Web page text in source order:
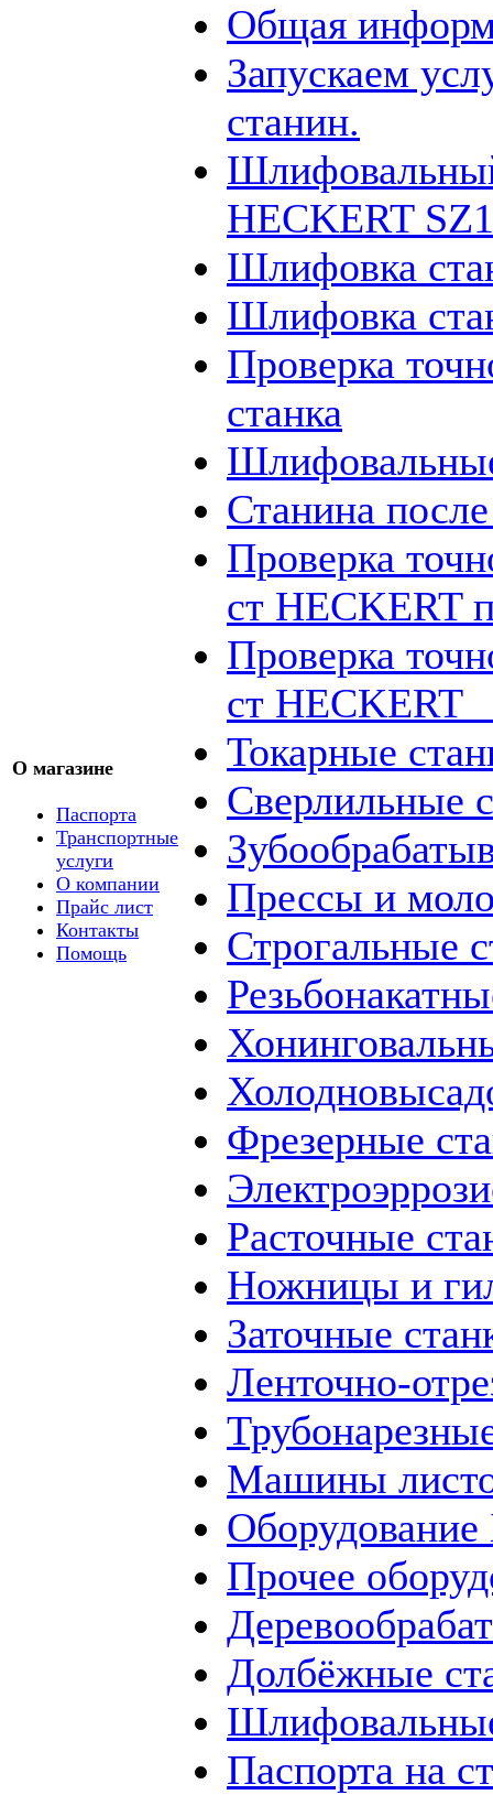
О магазине
Паспорта
Транспортные
услуги
О компании
Прайс лист
Контакты
Помощь
Общая
Запускаем
станин.
HECKERT
Шлифовка
Шлифовка
Проверка
станка
Станина
Проверка
ст HECKERT
Проверка
ст HECKERT
Токарные
Сверлильные
Прессы и
Строгальные
Фрезерные
Расточные
Ножницы и
Заточные
Ленточно-
Машины
Прочее
Долбёжные
Паспорта на